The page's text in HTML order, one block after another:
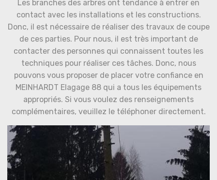
Les branches des arbres ont tendance à entrer en
contact avec les installations et les constructions.
Donc, il est nécessaire de réaliser des travaux de coupe
de ces parties. Pour nous, il est très important de
contacter des personnes qui connaissent toutes les
techniques pour réaliser ces tâches. Donc, nous
pouvons vous proposer de placer votre confiance en
MEINHARDT Elagage 88 qui a tous les équipements
appropriés. Si vous voulez des renseignements
complémentaires, veuillez le téléphoner directement.